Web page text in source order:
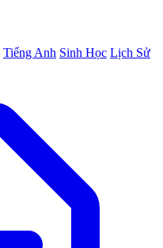
Tiếng Anh Sinh Học Lịch Sử